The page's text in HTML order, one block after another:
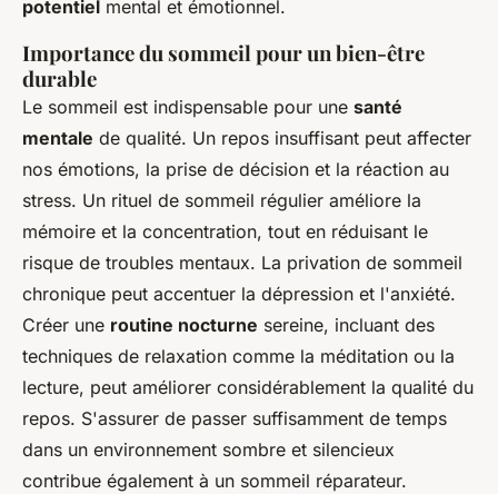
potentiel mental et émotionnel.
Importance du sommeil pour un bien-être
durable
Le sommeil est indispensable pour une santé
mentale de qualité. Un repos insuffisant peut affecter
nos émotions, la prise de décision et la réaction au
stress. Un rituel de sommeil régulier améliore la
mémoire et la concentration, tout en réduisant le
risque de troubles mentaux. La privation de sommeil
chronique peut accentuer la dépression et l'anxiété.
Créer une routine nocturne sereine, incluant des
techniques de relaxation comme la méditation ou la
lecture, peut améliorer considérablement la qualité du
repos. S'assurer de passer suffisamment de temps
dans un environnement sombre et silencieux
contribue également à un sommeil réparateur.